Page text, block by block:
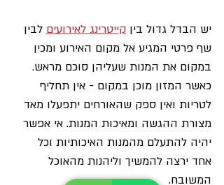
יש הבדל גדול בין קייטרינג לאירועים לבין
שף פרטי המגיע אל מקום האירוע ומכין
במקום את המנות שעליהן סוכם מראש.
כאשר המזון מוכן במקום - אין תחליף
לטריות ואין ספק שהאורחים יתפעלו מאד
מצורת ההגשה ומאיכות המנות. אי אפשר
יהיה להתעלם מהמנות האיכותיות וכל
אחד ירצה להמשיך וליהנות מהאוכל
המשובח.